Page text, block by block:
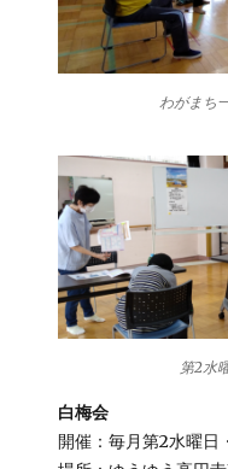
わがまち
第2水
白梅会
開催：毎月第2水曜